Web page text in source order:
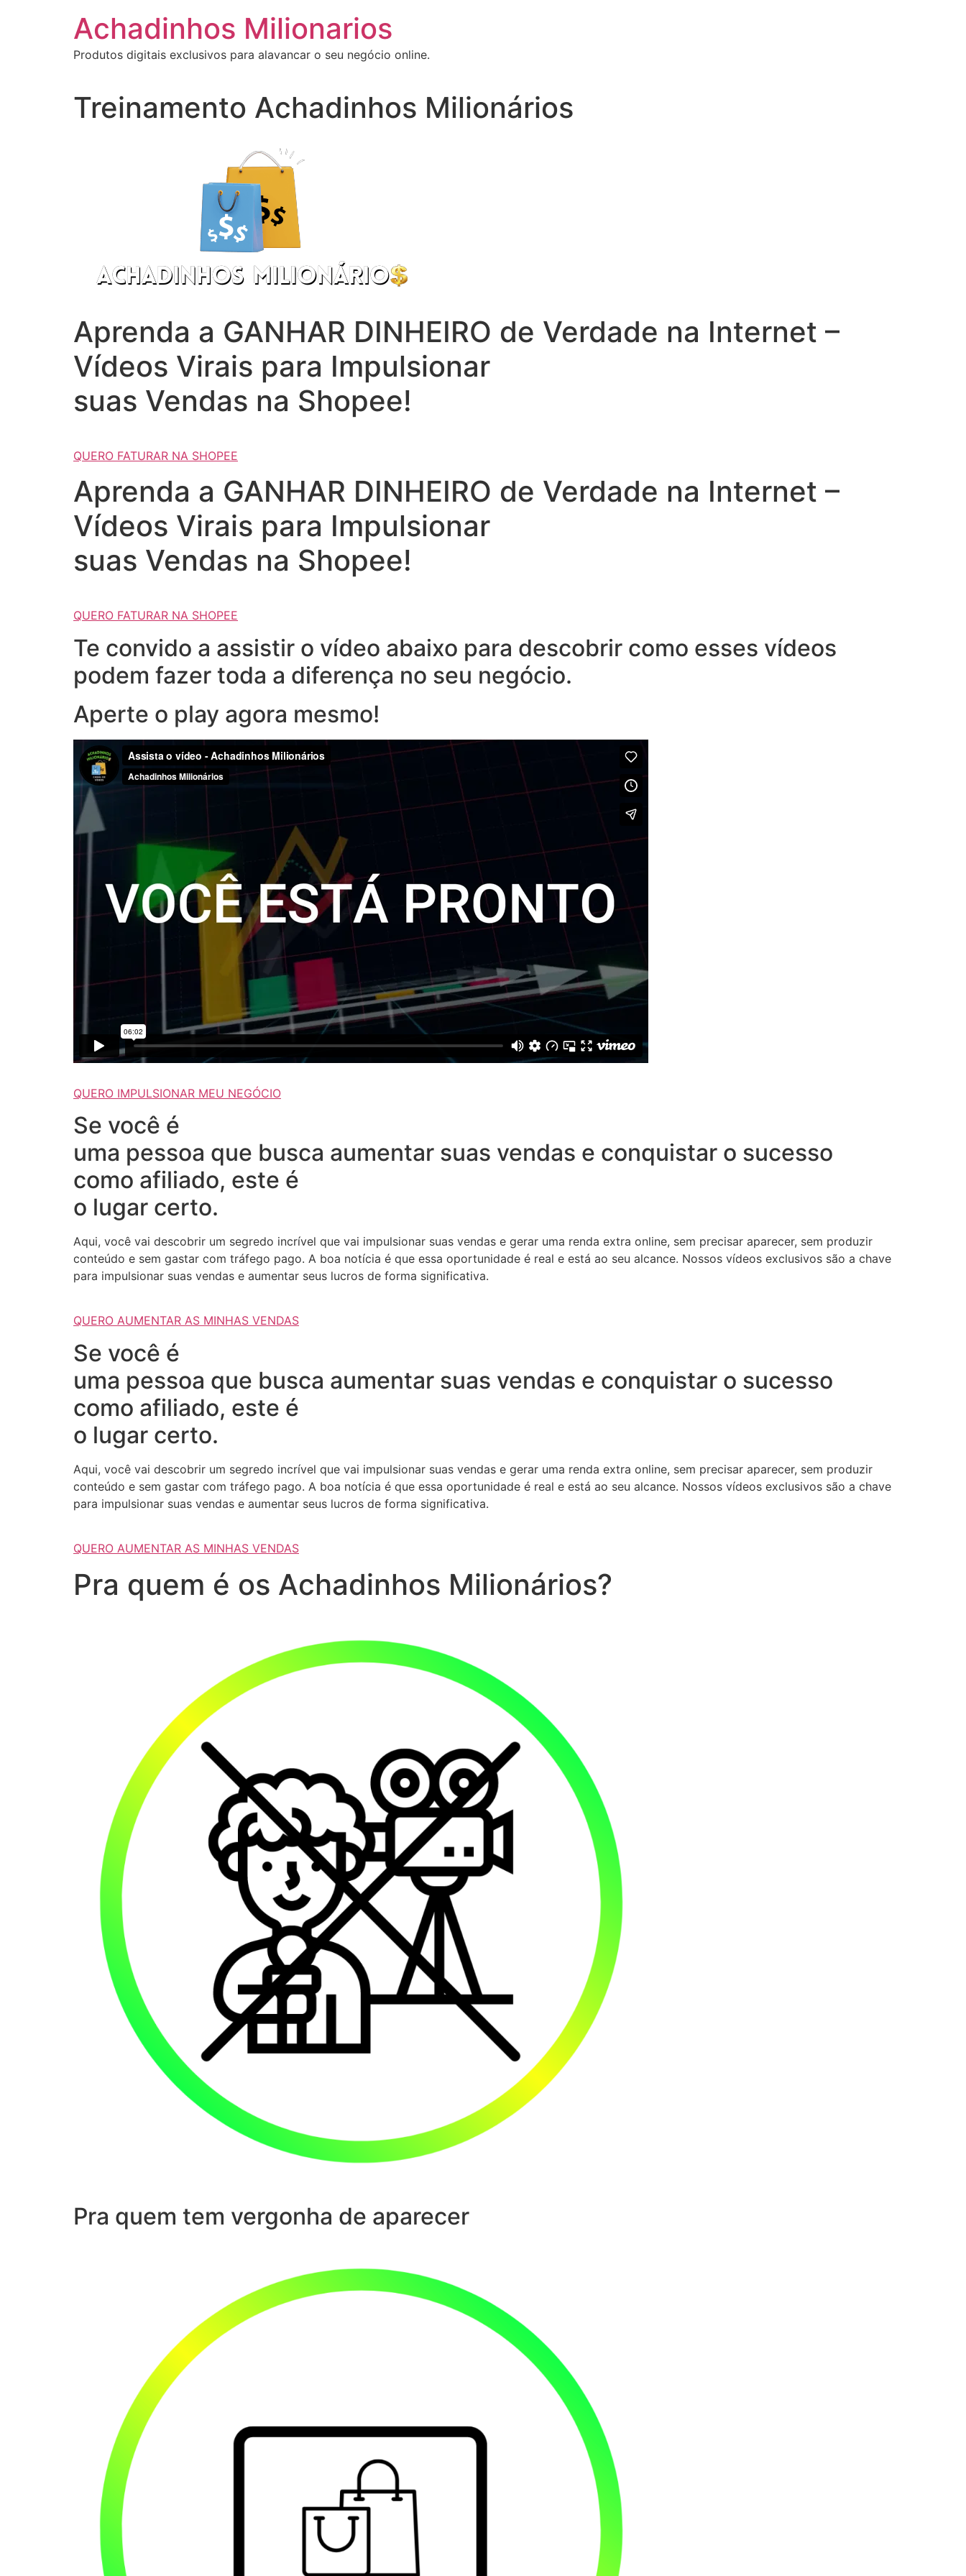
Achadinhos Milionarios
Produtos digitais exclusivos para alavancar o seu negócio online.
Treinamento Achadinhos Milionários
Aprenda a GANHAR DINHEIRO de Verdade na Internet –
Vídeos Virais para Impulsionar
suas Vendas na Shopee!
QUERO FATURAR NA SHOPEE
Aprenda a GANHAR DINHEIRO de Verdade na Internet –
Vídeos Virais para Impulsionar
suas Vendas na Shopee!
QUERO FATURAR NA SHOPEE
Te convido a assistir o vídeo abaixo para descobrir como esses vídeos
podem fazer toda a diferença no seu negócio.
Aperte o play agora mesmo!
QUERO IMPULSIONAR MEU NEGÓCIO
Se você é
uma pessoa que busca aumentar suas vendas e conquistar o sucesso
como afiliado, este é
o lugar certo.
Aqui, você vai descobrir um segredo incrível que vai impulsionar suas vendas e gerar uma renda extra online, sem precisar aparecer, sem produzir
conteúdo e sem gastar com tráfego pago. A boa notícia é que essa oportunidade é real e está ao seu alcance. Nossos vídeos exclusivos são a chave
para impulsionar suas vendas e aumentar seus lucros de forma significativa.
QUERO AUMENTAR AS MINHAS VENDAS
Se você é
uma pessoa que busca aumentar suas vendas e conquistar o sucesso
como afiliado, este é
o lugar certo.
Aqui, você vai descobrir um segredo incrível que vai impulsionar suas vendas e gerar uma renda extra online, sem precisar aparecer, sem produzir
conteúdo e sem gastar com tráfego pago. A boa notícia é que essa oportunidade é real e está ao seu alcance. Nossos vídeos exclusivos são a chave
para impulsionar suas vendas e aumentar seus lucros de forma significativa.
QUERO AUMENTAR AS MINHAS VENDAS
Pra quem é os Achadinhos Milionários?
Pra quem tem vergonha de aparecer